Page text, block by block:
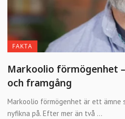
FAKTA
Markoolio förmögenhet
och framgång
Markoolio förmögenhet är ett ämne
nyfikna på. Efter mer än två ...